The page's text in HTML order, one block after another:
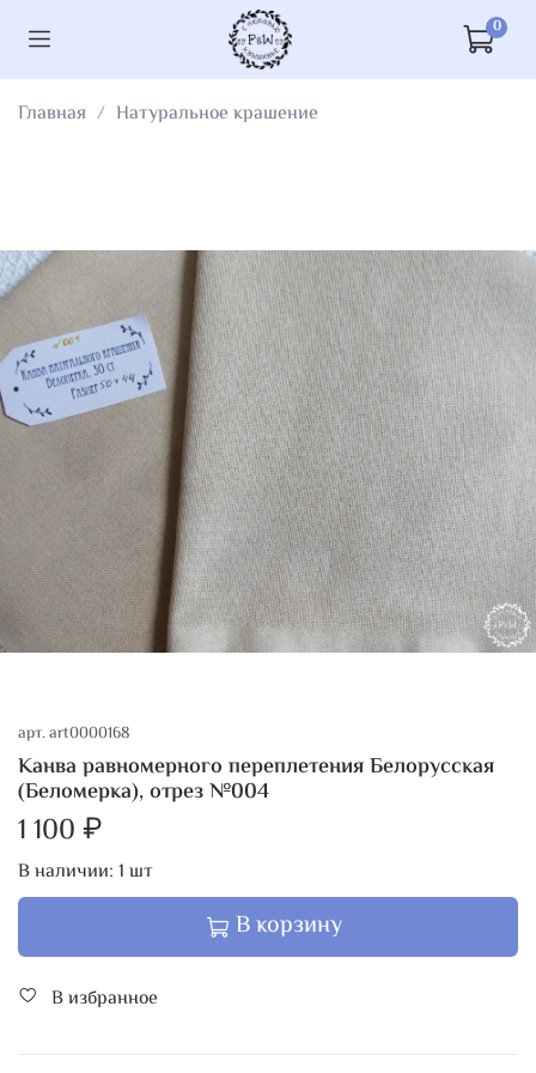
0
Главная Натуральное крашение
арт.art0000168
Канва равномерного переплетения Белорусская
(Беломерка), отрез №004
1 100 ₽
В наличии: 1 шт
В корзину
В избранное